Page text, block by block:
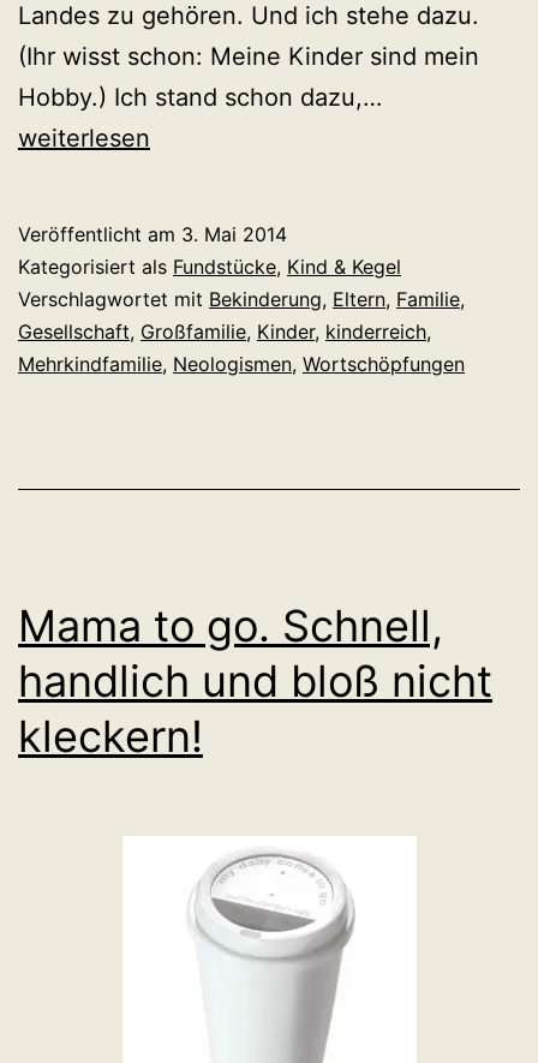
Landes zu gehören. Und ich stehe dazu.
(Ihr wisst schon: Meine Kinder sind mein
Hobby.) Ich stand schon dazu,…
weiterlesen
Veröffentlicht am 3. Mai 2014
Kategorisiert als Fundstücke, Kind & Kegel
Verschlagwortet mit Bekinderung, Eltern, Familie,
Gesellschaft, Großfamilie, Kinder, kinderreich,
Mehrkindfamilie, Neologismen, Wortschöpfungen
Mama to go. Schnell,
handlich und bloß nicht
kleckern!